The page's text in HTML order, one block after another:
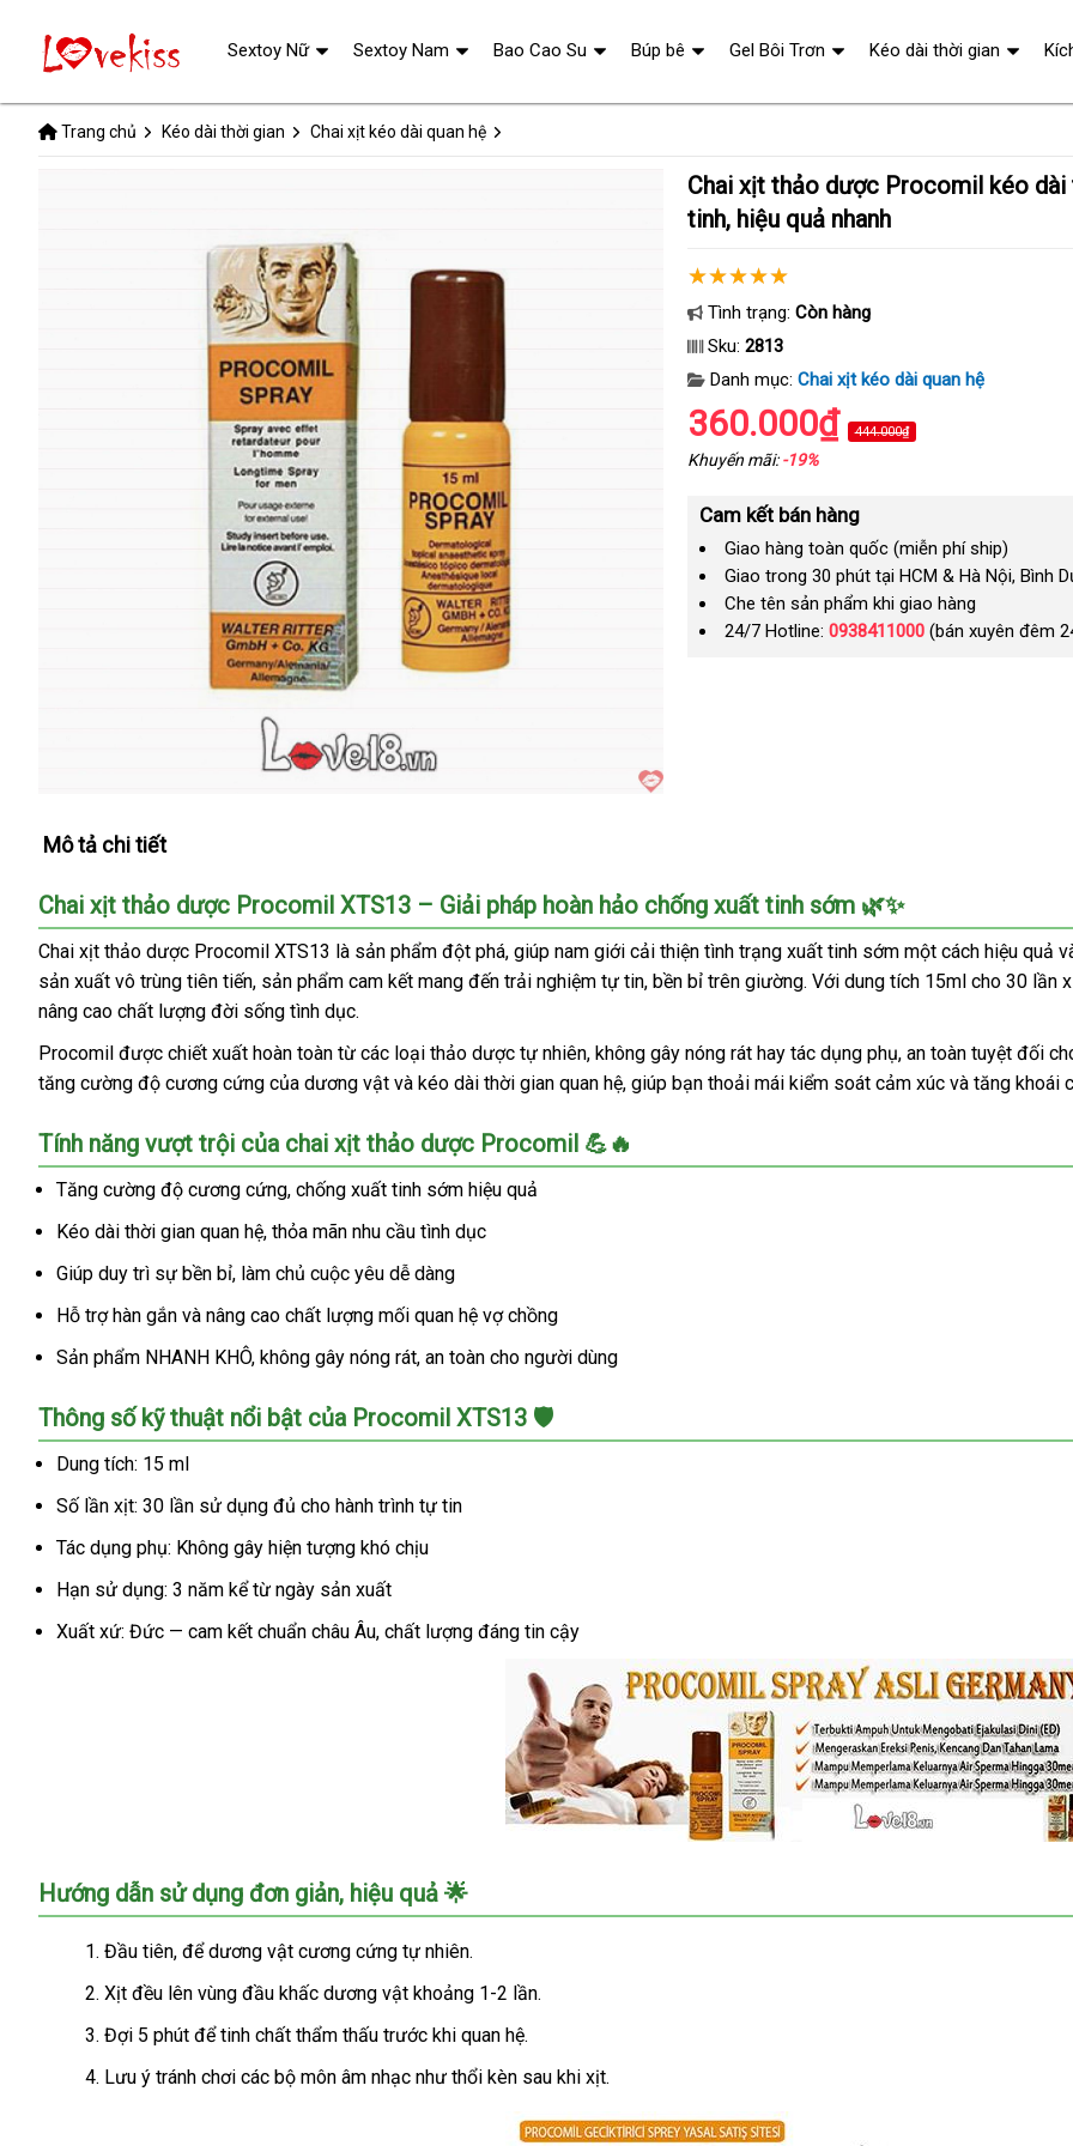
Trang chủ Kéo dài thời gian Chai xịt kéo dài quan hệ
Chai xịt thảo dược Procomil kéo dài thời gian xuất
tinh, hiệu quả nhanh
Tình trạng: Còn hàng
Sku: 2813
Danh mục: Chai xịt kéo dài quan hệ
360.000₫ 444.000₫
Khuyến mãi:-19%
Cam kết bán hàng
Giao hàng toàn quốc (miễn phí ship)
Giao trong 30 phút tại HCM & Hà Nội, Bình
Che tên sản phẩm khi giao hàng
24/7 Hotline: 0938411000(bán xuyên đêm
Mô tả chi tiết
Chai xịt thảo dược Procomil XTS13 – Giải pháp hoàn hảo chống xuất tinh sớm 🌿✨
Chai xịt thảo dược Procomil XTS13 là sản phẩm đột phá, giúp nam giới cải thiện tình trạng xuất tinh sớm một cách hiệu quả
sản xuất vô trùng tiên tiến, sản phẩm cam kết mang đến trải nghiệm tự tin, bền bỉ trên giường. Với dung tích 15ml cho 30 lần
nâng cao chất lượng đời sống tình dục.
Procomil được chiết xuất hoàn toàn từ các loại thảo dược tự nhiên, không gây nóng rát hay tác dụng phụ, an toàn tuyệt đối
tăng cường độ cương cứng của dương vật và kéo dài thời gian quan hệ, giúp bạn thoải mái kiểm soát cảm xúc và tăng khoái
Tính năng vượt trội của chai xịt thảo dược Procomil 💪🔥
Tăng cường độ cương cứng, chống xuất tinh sớm hiệu quả
Kéo dài thời gian quan hệ, thỏa mãn nhu cầu tình dục
Giúp duy trì sự bền bỉ, làm chủ cuộc yêu dễ dàng
Hỗ trợ hàn gắn và nâng cao chất lượng mối quan hệ vợ chồng
Sản phẩm NHANH KHÔ, không gây nóng rát, an toàn cho người dùng
Thông số kỹ thuật nổi bật của Procomil XTS13 🛡️
Dung tích: 15 ml
Số lần xịt: 30 lần sử dụng đủ cho hành trình tự tin
Tác dụng phụ: Không gây hiện tượng khó chịu
Hạn sử dụng: 3 năm kể từ ngày sản xuất
Xuất xứ: Đức — cam kết chuẩn châu Âu, chất lượng đáng tin cậy
Chai
xịt
dược
Procomil
gian
Hướng dẫn sử dụng đơn giản, hiệu quả 🌟
Đầu tiên, để dương vật cương cứng tự nhiên.
Xịt đều lên vùng đầu khấc dương vật khoảng 1-2 lần.
Đợi 5 phút để tinh chất thẩm thấu trước khi quan hệ.
Lưu ý tránh chơi các bộ môn âm nhạc như thổi kèn sau khi xịt.
Sextoy Nữ Sextoy Nam Bao Cao Su Búp bê Gel Bôi Trơn Kéo dài thời gian